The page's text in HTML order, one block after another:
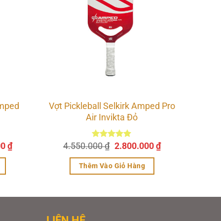
mặt
₫.
₫Giá
hiện
Vợt Pickleball Selkirk Amped Pro
Air Invikta Đỏ
Được xếp
hạng
5 sao
4.550.000₫ Giá
là:
4.550.000 ₫.
2.800.000 ₫Giá
hiện
Thêm Vào Giỏ Hàng